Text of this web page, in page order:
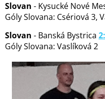
Slovan - Kysucké Nové
Góly Slovana: Csériová 3,
Slovan - Banská Bystrica
Góly Slovana: Vaslíková 2